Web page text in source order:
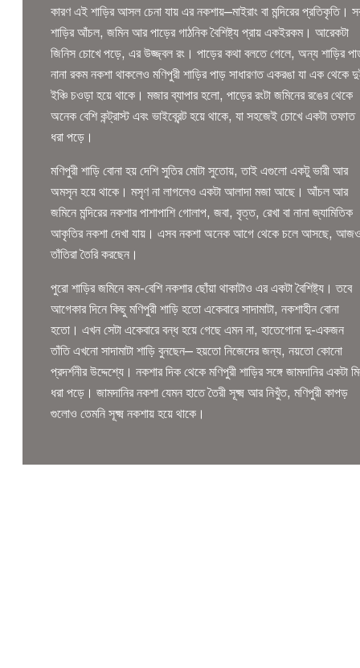
কারণ এই শাড়ির আসল চেনা যায় এর নকশায়—মাইরাং বা মন্দিরের প্রতিকৃতি।
শাড়ির আঁচল, জমিন আর পাড়ের গাঠনিক বৈশিষ্ট্য প্রায় একইরকম। আরেকটা
জিনিস চোখে পড়ে, এর উজ্জ্বল রং। পাড়ের কথা বলতে গেলে, অন্য শাড়ির
নানা রকম নকশা থাকলেও মণিপুরী শাড়ির পাড় সাধারণত একরঙা যা এক থেকে
ইঞ্চি চওড়া হয়ে থাকে। মজার ব্যাপার হলো, পাড়ের রংটা জমিনের রঙের থেকে
অনেক বেশি কন্ট্রাস্ট এবং ভাইব্রেন্ট হয়ে থাকে, যা সহজেই চোখে একটা তফাত
ধরা পড়ে।
মণিপুরী শাড়ি বোনা হয় দেশি সুতির মোটা সুতোয়, তাই এগুলো একটু ভারী আর
অমসৃন হয়ে থাকে। মসৃণ না লাগলেও একটা আলাদা মজা আছে। আঁচল আর
জমিনে মন্দিরের নকশার পাশাপাশি গোলাপ, জবা, বৃত্ত, রেখা বা নানা জ্যামিতিক
আকৃতির নকশা দেখা যায়। এসব নকশা অনেক আগে থেকে চলে আসছে,
তাঁতিরা তৈরি করছেন।
পুরো শাড়ির জমিনে কম-বেশি নকশার ছোঁয়া থাকাটাও এর একটা বৈশিষ্ট্য। তবে
আগেকার দিনে কিছু মণিপুরী শাড়ি হতো একেবারে সাদামাটা, নকশাহীন বোনা
হতো। এখন সেটা একেবারে বন্ধ হয়ে গেছে এমন না, হাতেগোনা দু-একজন
তাঁতি এখনো সাদামাটা শাড়ি বুনছেন— হয়তো নিজেদের জন্য, নয়তো কোনো
প্রদর্শনীর উদ্দেশ্যে। নকশার দিক থেকে মণিপুরী শাড়ির সঙ্গে জামদানির একটা
ধরা পড়ে। জামদানির নকশা যেমন হাতে তৈরী সূক্ষ্ম আর নিখুঁত, মণিপুরী কাপড়
গুলোও তেমনি সূক্ষ্ম নকশায় হয়ে থাকে।